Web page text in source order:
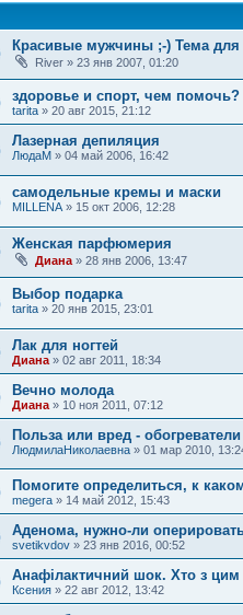
Красивые мужчины ;-) Тема
River » 23 янв 2007, 01:20
здоровье и спорт, чем помочь?
tarita » 20 авг 2015, 21:12
Лазерная депиляция
ЛюдаМ » 04 май 2006, 16:42
самодельные кремы и маски
MILLENA » 15 окт 2006, 12:28
Женская парфюмерия
Диана » 28 янв 2006, 13:47
Выбор подарка
tarita » 20 янв 2015, 23:01
Лак для ногтей
Диана » 02 авг 2011, 18:34
Вечно молода
Диана » 10 ноя 2011, 07:12
Польза или вред - обогреватели
ЛюдмилаНиколаевна » 01 мар 2010,
Помогите определиться, к
megera » 14 май 2012, 15:43
Аденома, нужно-ли
svetikvdov » 23 янв 2016, 00:52
Анафілактичний шок. Хто з цим
Ксения » 22 авг 2012, 13:42